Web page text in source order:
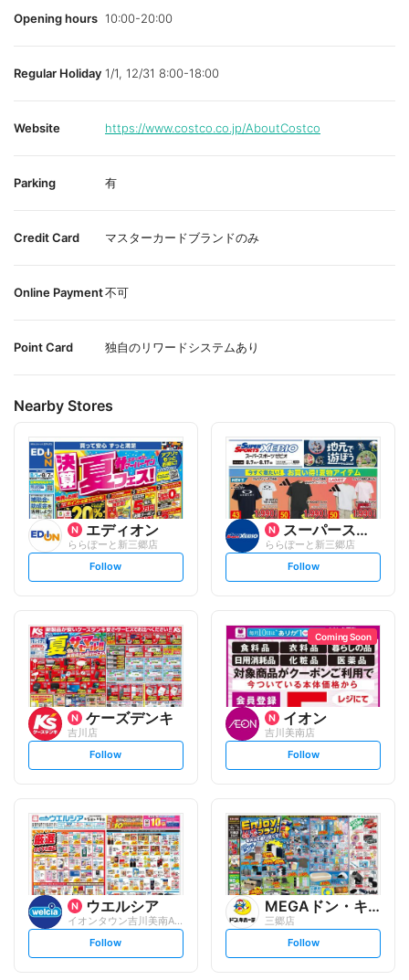
Opening hours 10:00-20:00
Regular Holiday 1/1, 12/31 8:00-18:00
Website https://www.costco.co.jp/AboutCostco
Parking 有
Credit Card マスターカードブランドのみ
Online Payment不可
Point Card 独自のリワードシステムあり
Nearby Stores
エディオン
ららぽーと新三郷店
s
t
l
o
w
Follow
スーパースポーツゼビオ
ららぽーと新三郷店
s
t
l
o
w
Follow
ケーズデンキ
吉川店
s
t
l
o
w
Follow
Coming Soon
イオン
吉川美南店
s
t
l
o
w
Follow
ウエルシア
s
t
Follow
MEGAドン・キホーテ
三郷店
s
t
Follow